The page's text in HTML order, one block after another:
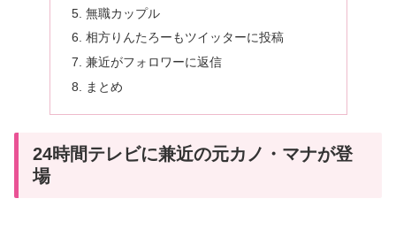
無職カップル
相方りんたろーもツイッターに投稿
兼近がフォロワーに返信
まとめ
24時間テレビに兼近の元カノ・マナが登
場